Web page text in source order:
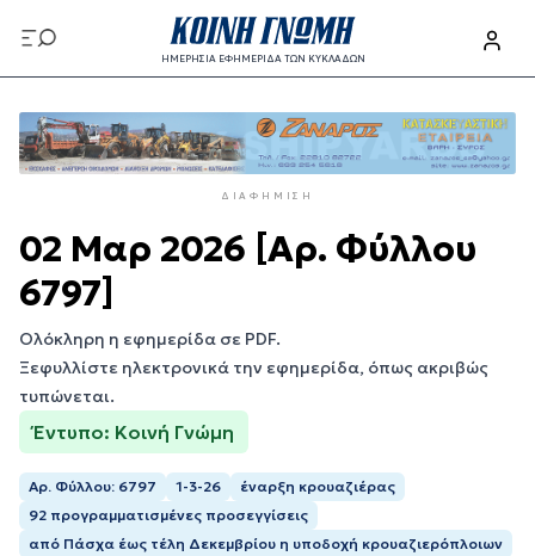
προς
το
περιεχόμενο
ΗΜΕΡΗΣΙΑ ΕΦΗΜΕΡΙΔΑ ΤΩΝ ΚΥΚΛΑΔΩΝ
προς
το
κυρίως
ΔΙΑΦΉΜΙΣΗ
02 Μαρ 2026 [Αρ. Φύλλου
6797]
Ολόκληρη η εφημερίδα σε PDF.
Ξεφυλλίστε ηλεκτρονικά την εφημερίδα, όπως ακριβώς
τυπώνεται.
Έντυπο: Κοινή Γνώμη
Αρ. Φύλλου: 6797 1-3-26
έναρξη κρουαζιέρας
92 προγραμματισμένες προσεγγίσεις
από Πάσχα έως τέλη Δεκεμβρίου η υποδοχή κρουαζιερόπλοιων